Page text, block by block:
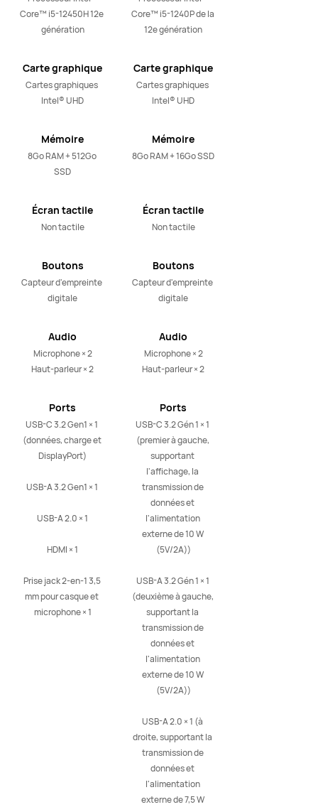
Core™ i5-12450H 12e
génération
Carte graphique
Cartes graphiques
Intel® UHD
Mémoire
8Go RAM + 512Go
SSD
Écran tactile
Non tactile
Boutons
Capteur d'empreinte
digitale
Audio
Microphone × 2
Haut-parleur × 2
Ports
USB-C 3.2 Gen1 × 1
(données, charge et
DisplayPort)
USB-A 3.2 Gen1 × 1
USB-A 2.0 × 1
HDMI × 1
Prise jack 2-en-1 3,5
mm pour casque et
microphone × 1
AZERTY non
rétroéclairé /
Core™ i5-1240P de la
12e génération
Carte graphique
Cartes graphiques
Intel® UHD
Mémoire
8Go RAM + 16Go SSD
Écran tactile
Non tactile
Boutons
Capteur d'empreinte
digitale
Audio
Microphone × 2
Haut-parleur × 2
Ports
USB-C 3.2 Gén 1 × 1
(premier à gauche,
supportant
l'affichage, la
transmission de
données et
l'alimentation
externe de 10 W
(5V/2A))
USB-A 3.2 Gén 1 × 1
(deuxième à gauche,
supportant la
transmission de
données et
l'alimentation
externe de 10 W
(5V/2A))
USB-A 2.0 × 1 (à
droite, supportant la
transmission de
données et
l'alimentation
externe de 7,5 W